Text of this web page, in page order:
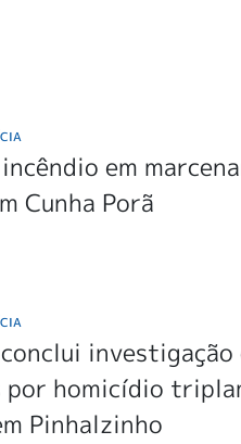
em
Cunha Porã
investigação
por homicídio
Pinhalzinho